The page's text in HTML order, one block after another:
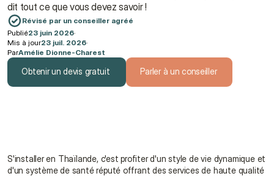
dit tout ce que vous devez savoir !
Révisé par un conseiller agréé
Publié23 juin 2026·
Mis à jour23 juil. 2026·
ParAmélie Dionne-Charest
Obtenir un devis gratuit Parler à un conseiller
S'installer en Thaïlande, c'est profiter d'un style de vie dynamique et
d'un système de santé réputé offrant des services de haute qualité